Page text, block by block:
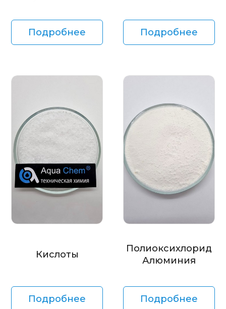
Подробнее Подробнее
Кислоты
Подробнее
Полиоксихлорид
Алюминия
Подробнее